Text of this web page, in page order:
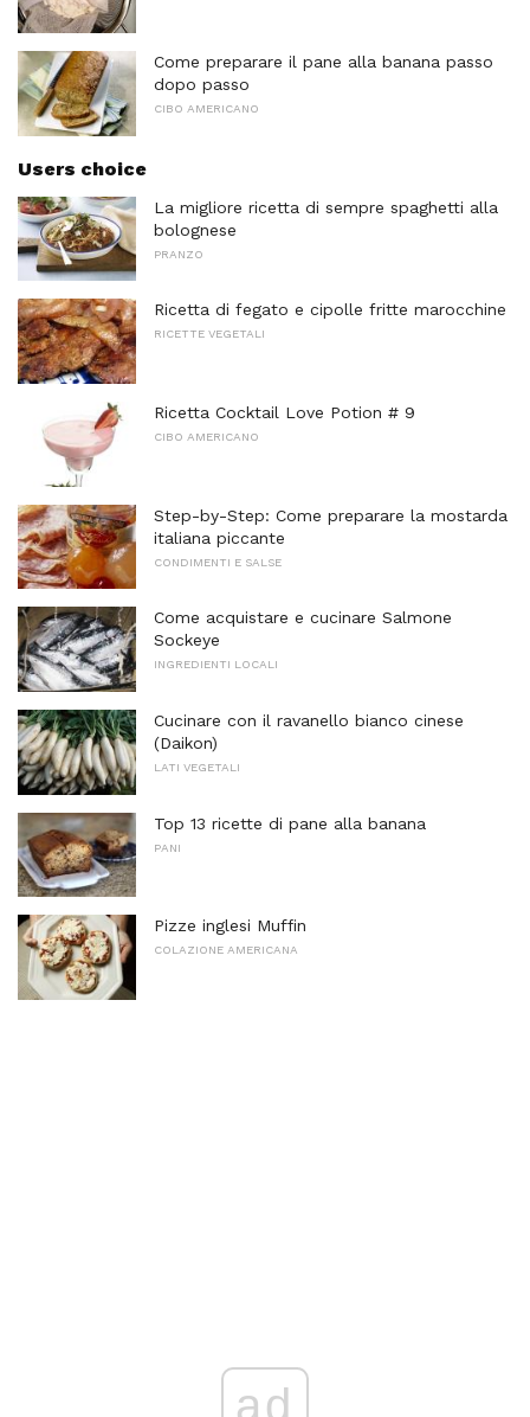
Come preparare il pane alla banana passo
dopo passo
CIBO AMERICANO
Users choice
La migliore ricetta di sempre spaghetti alla
bolognese
PRANZO
Ricetta di fegato e cipolle fritte marocchine
RICETTE VEGETALI
Ricetta Cocktail Love Potion # 9
CIBO AMERICANO
Step-by-Step: Come preparare la mostarda
italiana piccante
CONDIMENTI E SALSE
Come acquistare e cucinare Salmone
Sockeye
INGREDIENTI LOCALI
Cucinare con il ravanello bianco cinese
(Daikon)
LATI VEGETALI
Top 13 ricette di pane alla banana
PANI
Pizze inglesi Muffin
COLAZIONE AMERICANA
ad